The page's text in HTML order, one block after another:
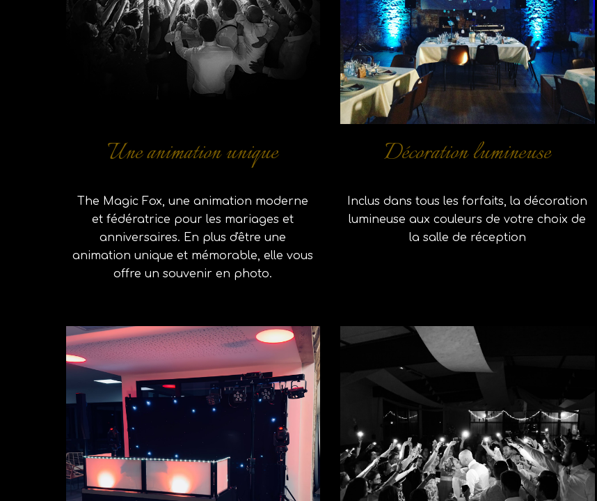
Une animation unique
The Magic Fox, une animation moderne
et fédératrice pour les mariages et
anniversaires. En plus d'être une
animation unique et mémorable, elle vous
offre un souvenir en photo.
Décoration lumineuse
Inclus dans tous les forfaits, la décoration
lumineuse aux couleurs de votre choix de
la salle de réception